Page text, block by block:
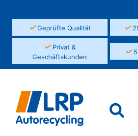
✓Geprüfte Qualität ✓
✓Privat &
Geschäftskunden
✓